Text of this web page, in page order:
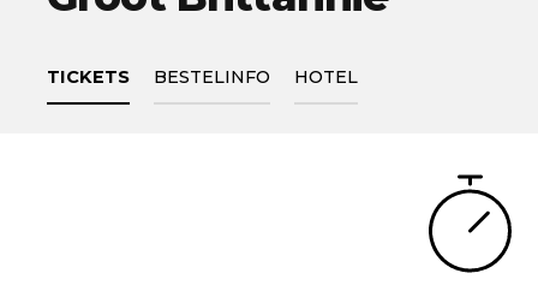
TICKETS BESTELINFO HOTEL